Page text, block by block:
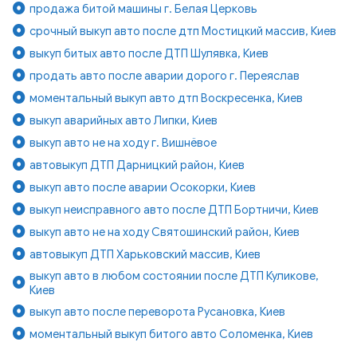
продажа битой машины г. Белая Церковь
срочный выкуп авто после дтп Мостицкий массив, Киев
выкуп битых авто после ДТП Шулявка, Киев
продать авто после аварии дорого г. Переяслав
моментальный выкуп авто дтп Воскресенка, Киев
выкуп аварийных авто Липки, Киев
выкуп авто не на ходу г. Вишнёвое
автовыкуп ДТП Дарницкий район, Киев
выкуп авто после аварии Осокорки, Киев
выкуп неисправного авто после ДТП Бортничи, Киев
выкуп авто не на ходу Святошинский район, Киев
автовыкуп ДТП Харьковский массив, Киев
выкуп авто в любом состоянии после ДТП Куликове,
Киев
выкуп авто после переворота Русановка, Киев
моментальный выкуп битого авто Соломенка, Киев